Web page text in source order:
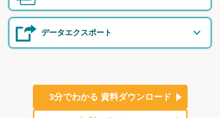
データエクスポート
3分でわかる 資料ダウンロード